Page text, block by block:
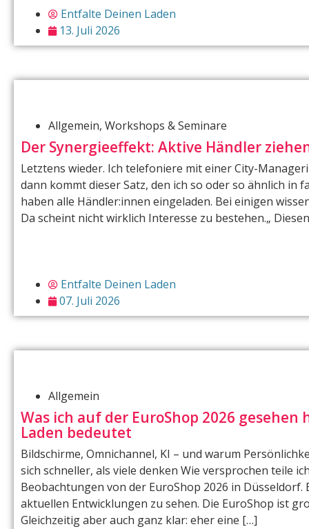
Entfalte Deinen Laden
13. Juli 2026
Allgemein, Workshops & Seminare
Der Synergieeffekt: Aktive Händler
Letztens wieder. Ich telefoniere mit einer City-
dann kommt dieser Satz, den ich so oder so ähnlich in
haben alle Händler:innen eingeladen. Bei einigen
Da scheint nicht wirklich Interesse zu bestehen.„
Entfalte Deinen Laden
07. Juli 2026
Allgemein
Was ich auf der EuroShop 2026
Laden bedeutet
Bildschirme, Omnichannel, KI – und warum
sich schneller, als viele denken Wie versprochen teile
Beobachtungen von der EuroShop 2026 in Düsseldorf.
aktuellen Entwicklungen zu sehen. Die EuroShop ist
Gleichzeitig aber auch ganz klar: eher eine […]